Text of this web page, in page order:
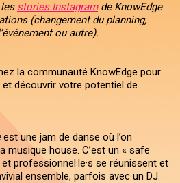
stories Instagramde KnowEdge
(changement du planning,
ou autre).
la communauté KnowEdge pour
découvrir votre potentiel de
est une jam de danse où l’on
musique house. C’est un « safe
professionnel·le·s se réunissent et
ensemble, parfois avec un DJ.